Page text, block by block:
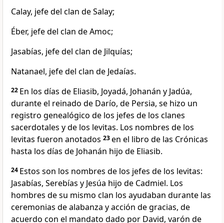
Calay, jefe del clan de Salay;
Éber, jefe del clan de Amoc;
Jasabías, jefe del clan de Jilquías;
Natanael, jefe del clan de Jedaías.
22 En los días de Eliasib, Joyadá, Johanán y Jadúa,
durante el reinado de Darío, de Persia, se hizo un
registro genealógico de los jefes de los clanes
sacerdotales y de los levitas. Los nombres de los
levitas fueron anotados 23en el libro de las Crónicas
hasta los días de Johanán hijo de Eliasib.
24 Estos son los nombres de los jefes de los levitas:
Jasabías, Serebías y Jesúa hijo de Cadmiel. Los
hombres de su mismo clan los ayudaban durante las
ceremonias de alabanza y acción de gracias, de
acuerdo con el mandato dado por David, varón de